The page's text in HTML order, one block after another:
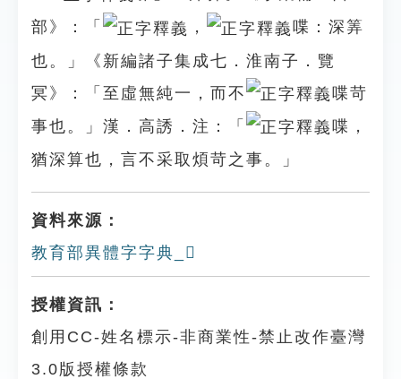
部》：「
，
喋：深筭
也。」《新編諸子集成七．淮南子．覽
冥》：「至虛無純一，而不
喋苛
事也。」漢．高誘．注：「
喋，
猶深算也，言不采取煩苛之事。」
資料來源：
教育部異體字字典_𡁕
授權資訊：
創用CC-姓名標示-非商業性-禁止改作臺灣
3.0版授權條款